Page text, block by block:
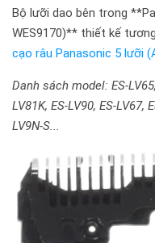
Bộ lưỡi dao bên trong
WES9170)** thiết kế
cạo râu Panasonic 5 lưỡi
Danh sách model: ES-
LV81K, ES-LV90, ES-LV67,
LV9N-S...